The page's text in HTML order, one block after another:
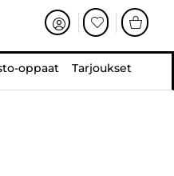
oppaat Tarjoukset